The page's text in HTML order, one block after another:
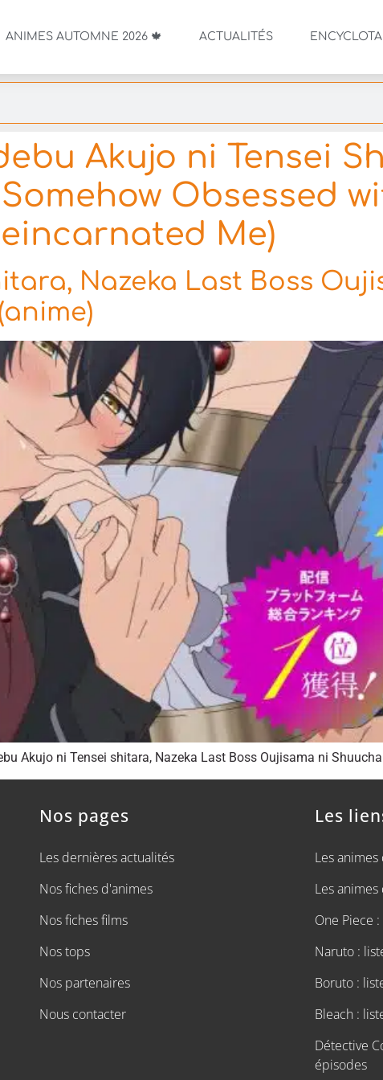
ANIMES AUTOMNE 2026 🍁 ACTUALITÉS
Akujo ni Tensei
Obsessed
Me)
Nazeka Last Boss
Akujo ni Tensei shitara, Nazeka Last Boss Oujisama ni
Nos pages
Les dernières actualités
Nos fiches d'animes
Nos fiches films
Nos tops
Nos partenaires
Nous contacter
Les
Les
Les
One Piece
Naruto :
Boruto :
Bleach :
Détective
épisodes